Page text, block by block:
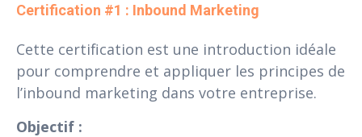
Certification #1 : Inbound Marketing
Cette certification est une introduction idéale
pour comprendre et appliquer les principes de
l’inbound marketing dans votre entreprise.
Objectif :